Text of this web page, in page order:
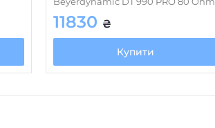
є
5 мм
прямий
11830 ₴
Купити